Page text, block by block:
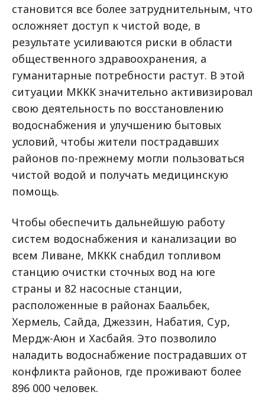
становится все более затруднительным, что
осложняет доступ к чистой воде, в
результате усиливаются риски в области
общественного здравоохранения, а
гуманитарные потребности растут. В этой
ситуации МККК значительно активизировал
свою деятельность по восстановлению
водоснабжения и улучшению бытовых
условий, чтобы жители пострадавших
районов по-прежнему могли пользоваться
чистой водой и получать медицинскую
помощь.
Чтобы обеспечить дальнейшую работу
систем водоснабжения и канализации во
всем Ливане, МККК снабдил топливом
станцию очистки сточных вод на юге
страны и 82 насосные станции,
расположенные в районах Баальбек,
Хермель, Сайда, Джеззин, Набатия, Сур,
Мердж-Аюн и Хасбайя. Это позволило
наладить водоснабжение пострадавших от
конфликта районов, где проживают более
896 000 человек.